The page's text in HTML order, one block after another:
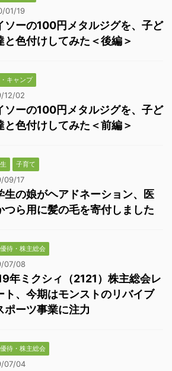
01/19
ソーの100円メタルジグを、子ど
と色付けしてみた＜後編＞
キャンプ
12/02
ソーの100円メタルジグを、子ど
と色付けしてみた＜前編＞
子育て
09/17
生の娘がヘアドネーション、医
つら用に髪の毛を寄付しました
待・株主総会
07/08
年ミクシィ（2121）株主総会レ
ト、今期はモンストのリバイブ
ポーツ事業に注力
待・株主総会
07/04